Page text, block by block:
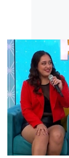
00:00